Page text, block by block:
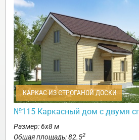
КАРКАС ИЗ СТРОГАНОЙ ДОСКИ
№115 Каркасный дом с двумя
Размер: 6х8 м
Общая площадь: 82.52